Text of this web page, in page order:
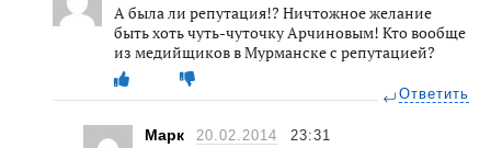
А была ли репутация!? Ничтожное желание
быть хоть чуть-чуточку Арчиновым! Кто вообще
из медийщиков в Мурманске с репутацией?
Ответить
Марк 20.02.2014 23:31